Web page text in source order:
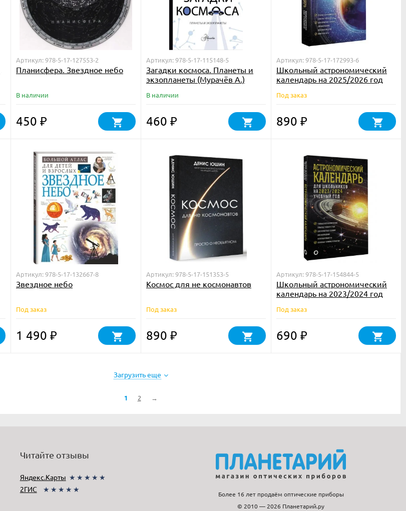
Артикул: 978-5-17-127553-2
Планисфера. Звездное небо
В наличии
450 ₽
Артикул: 978-5-17-115148-5
Загадки космоса. Планеты и
экзопланеты (Мурачёв А.)
В наличии
460 ₽
Артикул: 978-5-17-172993-6
Школьный астрономический
календарь на 2025/2026 год
Под заказ
890 ₽
Артикул: 978-5-17-132667-8
Звездное небо
Под заказ
1 490 ₽
Артикул: 978-5-17-151353-5
Космос для не космонавтов
Под заказ
890 ₽
Артикул: 978-5-17-154844-5
Школьный астрономический
календарь на 2023/2024 год
Под заказ
690 ₽
Загрузить еще
1 2 →
Читайте отзывы
Яндекс.Карты ★★★★★
2ГИС
★★★★★
Более 16 лет продаём оптические приборы
© 2010 — 2026 Планетарий.ру